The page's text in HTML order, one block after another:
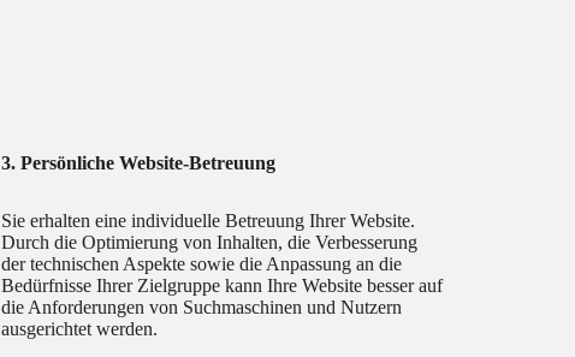
3. Persönliche Website-Betreuung
Sie erhalten eine individuelle Betreuung Ihrer Website.
Durch die Optimierung von Inhalten, die Verbesserung
der technischen Aspekte sowie die Anpassung an die
Bedürfnisse Ihrer Zielgruppe kann Ihre Website besser auf
die Anforderungen von Suchmaschinen und Nutzern
ausgerichtet werden.